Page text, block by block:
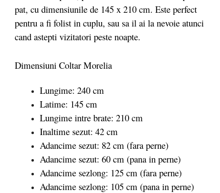
pat, cu dimensiunile de 145 x 210 cm. Este perfect
pentru a fi folist in cuplu, sau sa il ai la nevoie atunci
cand astepti vizitatori peste noapte.
Dimensiuni Coltar Morelia
Lungime: 240 cm
Latime: 145 cm
Lungime intre brate: 210 cm
Inaltime sezut: 42 cm
Adancime sezut: 82 cm (fara perne)
Adancime sezut: 60 cm (pana in perne)
Adancime sezlong: 125 cm (fara perne)
Adancime sezlong: 105 cm (pana in perne)